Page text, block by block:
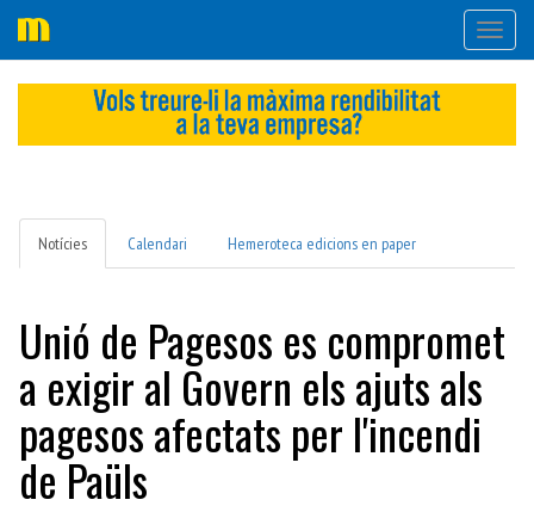
Notícies Calendari Hemeroteca edicions en paper
Unió de Pagesos es compromet
a exigir al Govern els ajuts als
pagesos afectats per l'incendi
de Paüls